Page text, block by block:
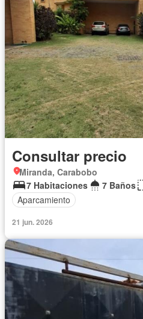
Consultar precio
Miranda, Carabobo
7 Habitaciones
7 Baños
Aparcamiento
21 jun. 2026